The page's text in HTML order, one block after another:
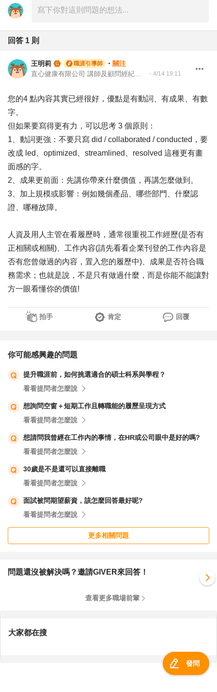
回答 1 則
王明莉 職涯引導師 ・ 關注
・ 4/14 19:11
您的4 點內容其實已經很好，優點是有動詞、有成果、有數
字。
但如果要寫得更有力，可以思考 3 個原則：
1、動詞更強：不要只寫 did / collaborated / conducted，要
改成 led、optimized、streamlined、resolved 這種更有畫
面感的字。
2、成果更前面：先講你帶來什麼價值，再講怎麼做到。
3、加上規模或影響：例如幾個產品、哪些部門、什麼認
證、哪種故障。
人資及用人主管在看履歷時，通常很重視工作經歷(是否有
正相關或相關)、工作內容(請先看看企業刊登的工作內容是
否有您曾做過的內容，置入您的履歷中)、成果是否符合職
務需求；也就是說，不是只有做過什麼，而是你能不能讓對
方一眼看懂你的價值!
拍手 肯定 回覆
你可能感興趣的問題
提升職涯前，如何挑選適合的碩士科系與學程？
看看提問者怎麼說
想詢問空窗＋短期工作且轉職能的履歷呈現方式
看看提問者怎麼說
想請問我曾經在工作內的事情，在HR或公司眼中是好的嗎?
看看提問者怎麼說
30歲是不是還可以直接離職
看看提問者怎麼說
面試被問期望薪資，該怎麼回答最好呢?
看看提問者怎麼說
更多相關問題
問題還沒被解決嗎？邀請GIVER來回答！
查看更多職場前輩
大家都在搜
發問